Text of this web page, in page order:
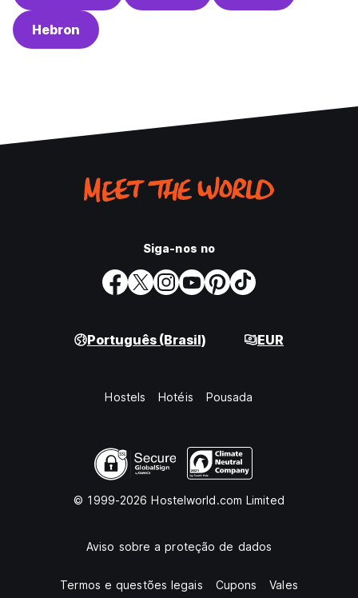
Hebron
Siga-nos no
Português (Brasil) EUR
Hostels Hotéis Pousada
© 1999-2026 Hostelworld.com Limited
Aviso sobre a proteção de dados
Termos e questões legais Cupons Vales